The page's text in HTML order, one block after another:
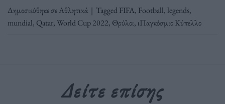
Δημοσιεύθηκε σεΑθλητικά | TaggedFIFA, Football, legends,
mundial, Qatar,World Cup 2022, Θρύλοι, ιΠαγκόσμιο Κύπελλο
Δείτε επίσης